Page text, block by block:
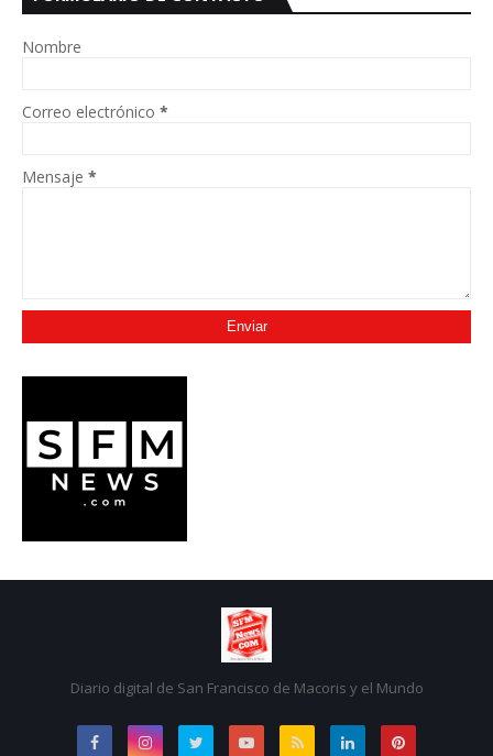
Nombre
Correo electrónico *
Mensaje *
Diario digital de San Francisco de Macoris y el Mundo